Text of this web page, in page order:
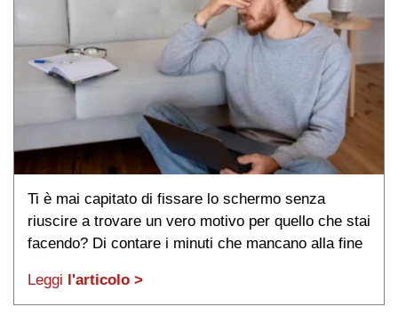
Ti è mai capitato di fissare lo schermo senza
riuscire a trovare un vero motivo per quello che stai
facendo? Di contare i minuti che mancano alla fine
sensazione di vuoto difficile da ignorare? Non è
solo stanchezza, né semplice noia: è un distacco
Leggi l'articolo >